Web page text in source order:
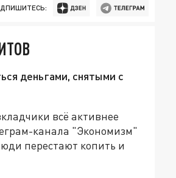
деньгами, снятыми с
всё активнее
канала "Экономизм"
перестают копить и